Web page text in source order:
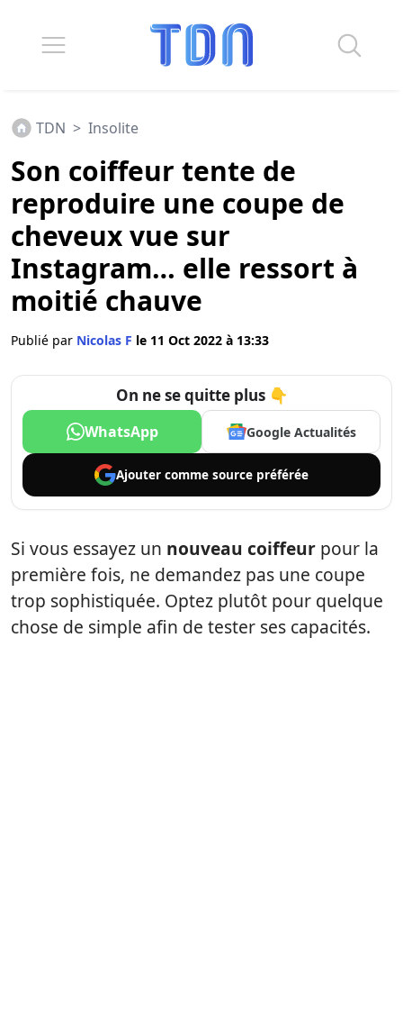
TDN > Insolite
Son coiffeur tente de
reproduire une coupe de
cheveux vue sur
Instagram… elle ressort à
moitié chauve
Publié par Nicolas F le 11 Oct 2022 à 13:33
On ne se quitte plus 👇
WhatsApp Google Actualités
Ajouter comme source préférée
Si vous essayez un nouveau coiffeur pour la
première fois, ne demandez pas une coupe
trop sophistiquée. Optez plutôt pour quelque
chose de simple afin de tester ses capacités.